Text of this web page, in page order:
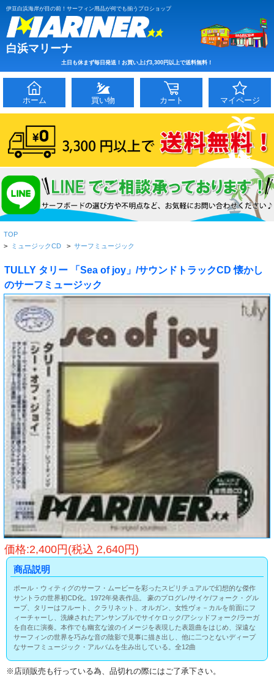
伊豆白浜海岸が目の前！サーフィン用品が何でも揃うプロショップ
白浜マリーナ
土日も休まず毎日発送！お買い上げ3,300円以上で送料無料！
ホーム 買い物 カート マイページ
TOP
> ミュージックCD > サーフミュージック
TULLY タリー 「Sea of joy」/サウンドトラックCD 懐かし
のサーフミュージック
価格:2,400円(税込 2,640円)
商品説明
ポール・ウィティグのサーフ・ムービーを彩ったスピリチュアルで幻想的な傑作
サントラの世界初CD化。1972年発表作品。 豪のプログレ/サイケ/フォーク・グル
ープ、タリーはフルート、クラリネット、オルガン、女性ヴォ－カルを前面にフ
ィーチャーし、洗練されたアンサンブルでサイケロック/アシッドフォーク/ラーガ
を自在に演奏。本作でも幽玄な波のイメージを表現した表題曲をはじめ、深遠な
サーフィンの世界を巧みな音の陰影で見事に描き出し、他に二つとないディープ
なサーフミュージック・アルバムを生み出している。全12曲
※店頭販売も行っている為、品切れの際にはご了承下さい。